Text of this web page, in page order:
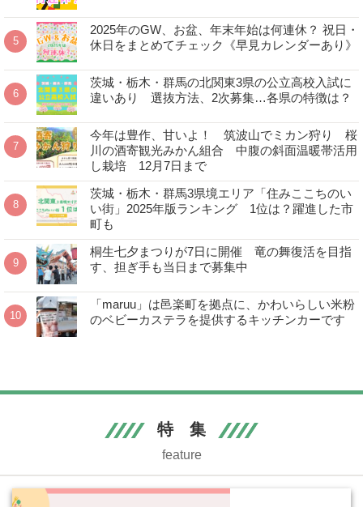
2025年のGW、お盆、年末年始は何連休？ 祝日・
休日をまとめてチェック《早見カレンダーあり》
茨城・栃木・群馬の北関東3県の公立高校入試に
違いあり 選抜方法、2次募集…各県の特徴は？
今年は豊作、甘いよ！ 筑波山でミカン狩り 桜
川の酒寄観光みかん組合 中腹の斜面温暖帯活用
し栽培 12月7日まで
茨城・栃木・群馬3県境エリア「住みここちのい
い街」2025年版ランキング 1位は？躍進した市
町も
桐生七夕まつりが7日に開催 竜の舞復活を目指
す、担ぎ手も当日まで募集中
「maruu」は邑楽町を拠点に、かわいらしい米粉
のベビーカステラを提供するキッチンカーです
特 集
feature